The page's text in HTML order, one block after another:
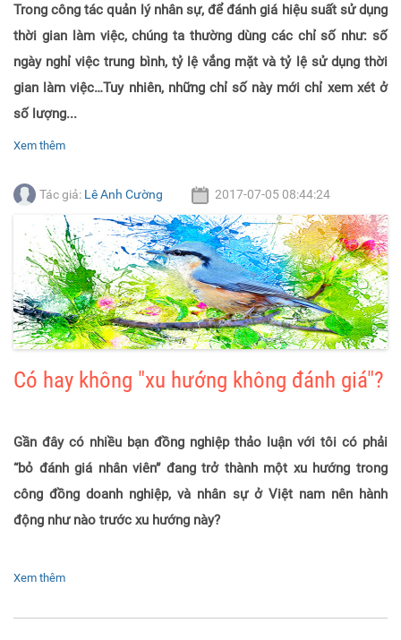
Trong công tác quản lý nhân sự, để đánh giá hiệu suất sử dụng
thời gian làm việc, chúng ta thường dùng các chỉ số như: số
ngày nghỉ việc trung bình, tỷ lệ vắng mặt và tỷ lệ sử dụng thời
gian làm việc…Tuy nhiên, những chỉ số này mới chỉ xem xét ở
số lượng...
Xem thêm
Tác giả: Lê Anh Cường 2017-07-05 08:44:24
Có hay không "xu hướng không đánh giá"?
Gần đây có nhiều bạn đồng nghiệp thảo luận với tôi có phải
“bỏ đánh giá nhân viên” đang trở thành một xu hướng trong
công đồng doanh nghiệp, và nhân sự ở Việt nam nên hành
động như nào trước xu hướng này?
Xem thêm